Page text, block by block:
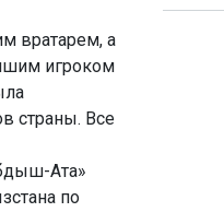
вратарем, а
игроком
страны. Все
Ата»
по